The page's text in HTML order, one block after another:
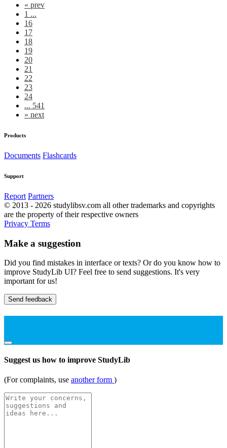
« prev
1 ...
16
17
18
19
20
21
22
23
24
... 541
» next
Products
Documents Flashcards
Support
Report Partners
© 2013 - 2026 studylibsv.com all other trademarks and copyrights
are the property of their respective owners
Privacy Terms
Make a suggestion
Did you find mistakes in interface or texts? Or do you know how to
improve StudyLib UI? Feel free to send suggestions. It's very
important for us!
Send feedback
Suggest us how to improve StudyLib
(For complaints, use another form )